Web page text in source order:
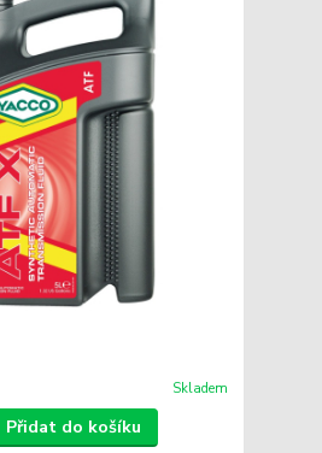
Skladem
Přidat do košíku